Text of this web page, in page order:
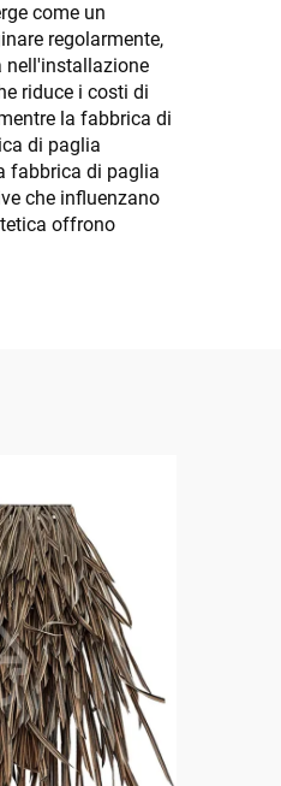
come un
regolarmente,
nell'installazione
riduce i costi di
la fabbrica di
di paglia
fabbrica di paglia
che influenzano
offrono